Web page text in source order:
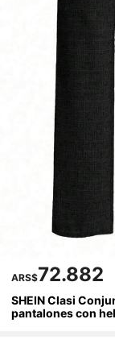
ARS$72.882
SHEIN Clasi
pantalones con